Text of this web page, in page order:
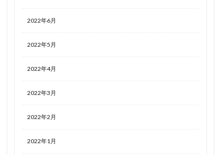
2022年6月
2022年5月
2022年4月
2022年3月
2022年2月
2022年1月